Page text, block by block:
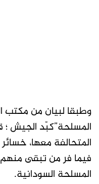
وطبقا لبيان من مكتب
المسلحة”كبّد الجيش ؛
المتحالفة معها،
فيما فر من تبقى منهم
المسلحة السودانية.